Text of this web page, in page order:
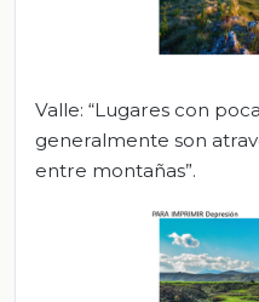
Valle: “Lugares con
generalmente son
entre montañas”.